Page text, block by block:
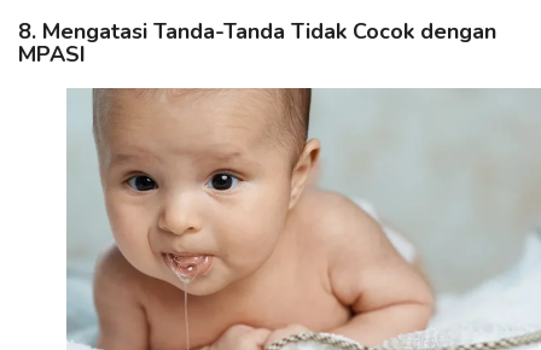
8. Mengatasi Tanda-Tanda Tidak Cocok dengan
MPASI